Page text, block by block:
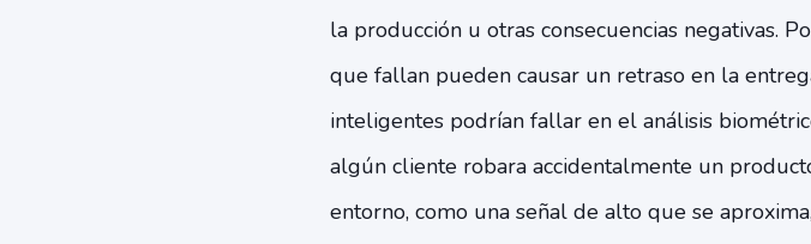
la producción u otras consecuencias negativas.
que fallan pueden causar un retraso en la
inteligentes podrían fallar en el análisis
algún cliente robara accidentalmente un
entorno, como una señal de alto que se